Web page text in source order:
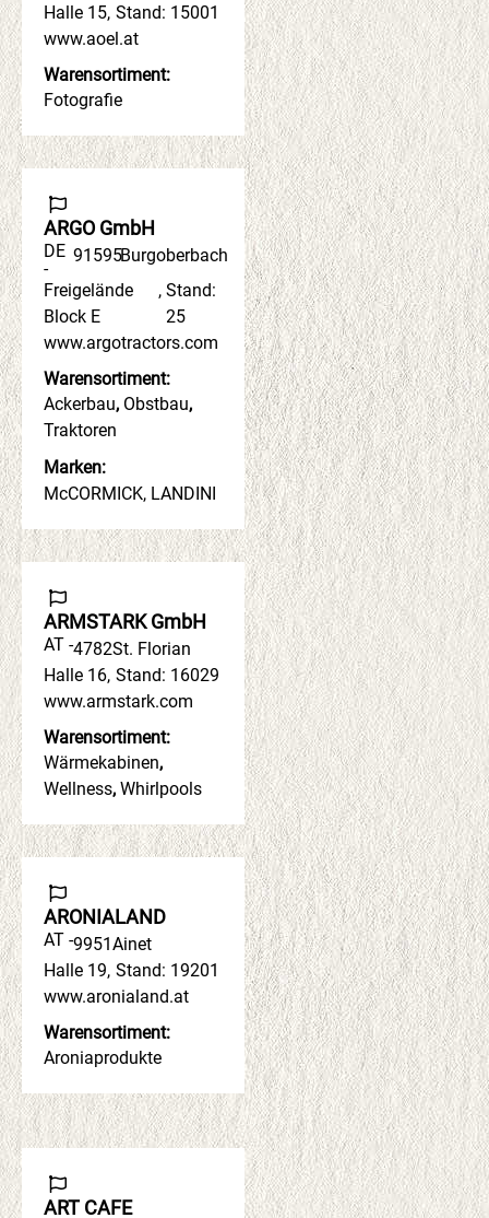
Halle 15, Stand: 15001
www.aoel.at
Warensortiment:
Fotografie
ARGO GmbH
DE
-
91595Burgoberbach
Freigelände
Block E
, Stand:
25
www.argotractors.com
Warensortiment:
Ackerbau, Obstbau,
Traktoren
Marken:
McCORMICK, LANDINI
ARMSTARK GmbH
AT -4782St. Florian
Halle 16, Stand: 16029
www.armstark.com
Warensortiment:
Wärmekabinen,
Wellness, Whirlpools
ARONIALAND
AT -9951Ainet
Halle 19, Stand: 19201
www.aronialand.at
Warensortiment:
Aroniaprodukte
ART CAFE